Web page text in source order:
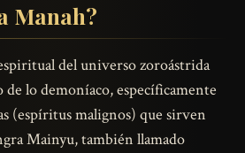
Manah?
del universo zoroástrida
lo demoníaco, específicamente
(espíritus malignos) que sirven
Mainyu, también llamado